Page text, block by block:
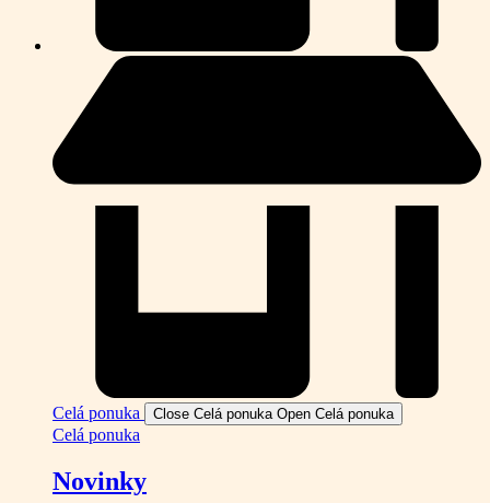
Celá ponuka Close Celá ponuka Open Celá ponuka
Celá ponuka
Novinky